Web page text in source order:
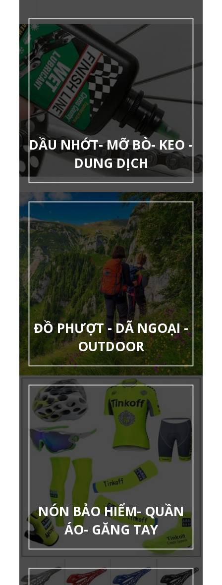
DẦU NHỚT- MỠ BÒ- KEO -
DUNG DỊCH
ĐỒ PHƯỢT - DÃ NGOẠI -
OUTDOOR
NÓN BẢO HIỂM- QUẦN
ÁO- GĂNG TAY